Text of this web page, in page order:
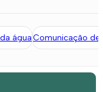
águaComunicação de